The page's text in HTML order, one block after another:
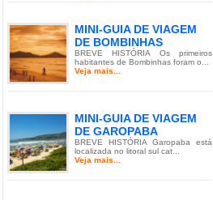
MINI-GUIA DE VIAGEM
DE BOMBINHAS
BREVE HISTÓRIA Os primeiros
habitantes de Bombinhas foram o...
Veja mais...
MINI-GUIA DE VIAGEM
DE GAROPABA
BREVE HISTÓRIA Garopaba está
localizada no litoral sul cat...
Veja mais...